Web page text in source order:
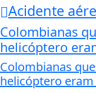
Acidente
Colombianas
helicóptero
Colombianas
helicóptero